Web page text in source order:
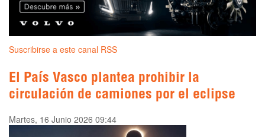
Suscribirse a este canal RSS
El País Vasco plantea prohibir la
circulación de camiones por el eclipse
Martes, 16 Junio 2026 09:44